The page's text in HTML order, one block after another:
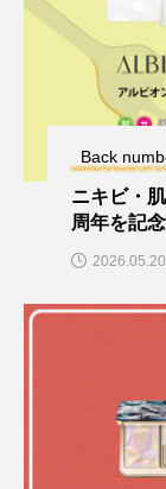
Back
ニキビ・
周年を記
2026.05.20